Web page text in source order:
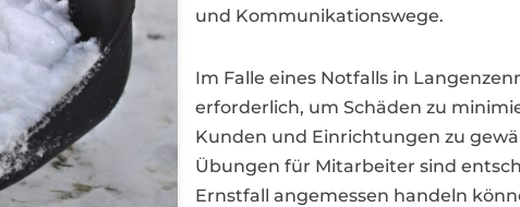
und Kommunikationswege.
Im Falle eines Notfalls in
erforderlich, um Schäden zu
Kunden und Einrichtungen zu
Übungen für Mitarbeiter sind
Ernstfall angemessen handeln